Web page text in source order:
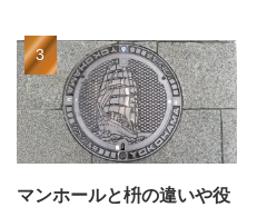
マンホールと枡の違いや役